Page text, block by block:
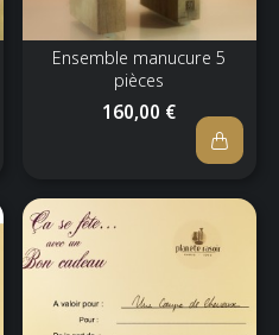
Ensemble manucure 5
pièces
160,00 €